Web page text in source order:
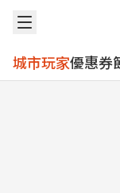
城市玩家優惠券